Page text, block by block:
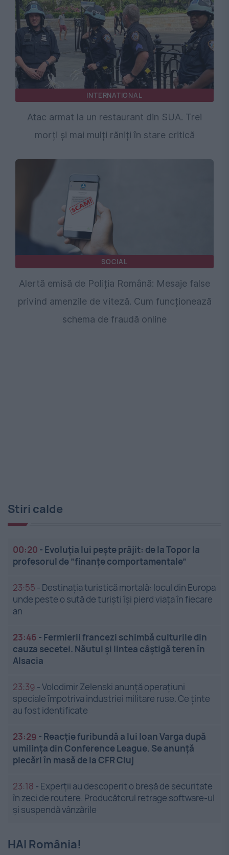
INTERNATIONAL
Atac armat la un restaurant din SUA. Trei
morți și mai mulți răniți în stare critică
SOCIAL
Alertă emisă de Poliția Română: Mesaje false
privind amenzile de viteză. Cum funcționează
schema de fraudă online
Stiri calde
00:20 - Evoluția lui pește prăjit: de la Topor la
profesorul de ”finanțe comportamentale”
23:55 - Destinația turistică mortală: locul din Europa
unde peste o sută de turiști își pierd viața în fiecare
an
23:46 - Fermierii francezi schimbă culturile din
cauza secetei. Năutul și lintea câștigă teren în
Alsacia
23:39 -Volodimir Zelenski anunță operațiuni
speciale împotriva industriei militare ruse. Ce ținte
au fost identificate
23:29 - Reacție furibundă a lui Ioan Varga după
umilința din Conference League. Se anunță
plecări în masă de la CFR Cluj
23:18 - Experții au descoperit o breșă de securitate
în zeci de routere. Producătorul retrage software-ul
și suspendă vânzările
HAI România!